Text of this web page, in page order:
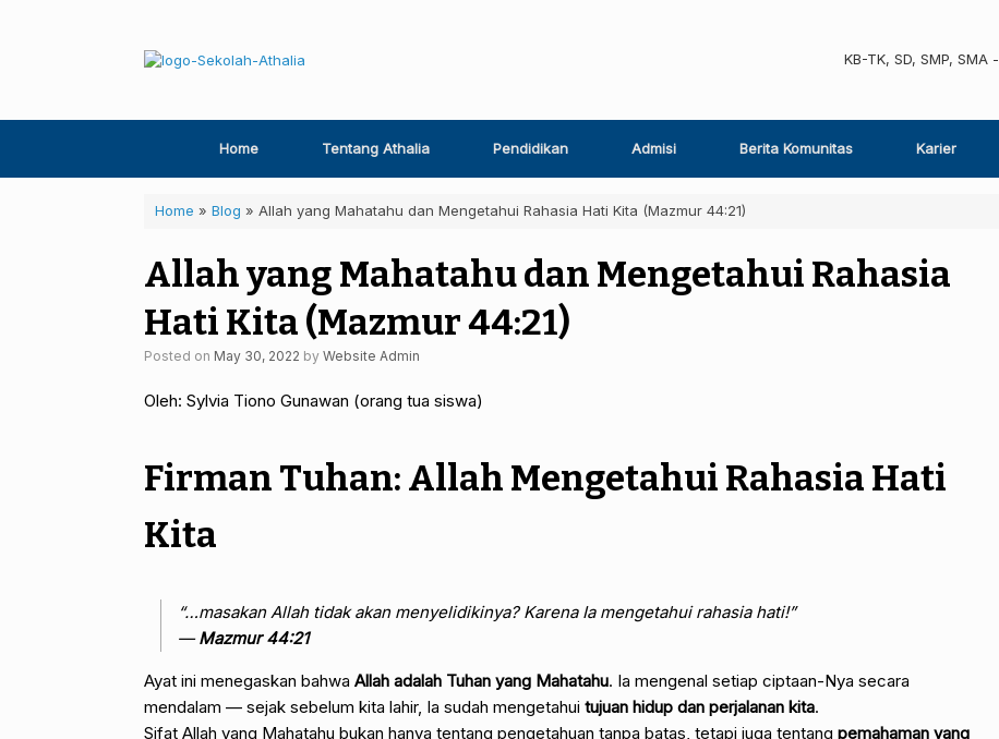
KB-TK, SD, SMP, SMA -
Home Tentang Athalia Pendidikan Admisi Berita Komunitas Karier
Home » Blog » Allah yang Mahatahu dan Mengetahui Rahasia Hati Kita (Mazmur 44:21)
Allah yang Mahatahu dan Mengetahui Rahasia
Hati Kita (Mazmur 44:21)
Posted on May 30, 2022 by Website Admin
Oleh: Sylvia Tiono Gunawan (orang tua siswa)
Firman Tuhan: Allah Mengetahui Rahasia Hati
Kita
“…masakan Allah tidak akan menyelidikinya? Karena Ia mengetahui rahasia hati!”
—Mazmur 44:21
Ayat ini menegaskan bahwa Allah adalah Tuhan yang Mahatahu. Ia mengenal setiap ciptaan-Nya secara
mendalam — sejak sebelum kita lahir, Ia sudah mengetahui tujuan hidup dan perjalanan kita.
Sifat Allah yang Mahatahu bukan hanya tentang pengetahuan tanpa batas, tetapi juga tentang pemahaman yang